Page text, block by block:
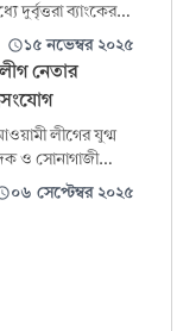
দুর্বৃত্তরা ব্যাংকের
পেট্রোল ঢেলে
এতে ভেতরে
দরজার সামনে
যায়। এ সময়
পেট্রোলের খালি
ভেজানো কাপড়
১৫ নভেম্বর ২০২৫
নেতার
লীগের যুগ্ম
ও সোনাগাজী
সাবেক
উদ্দিন মাহমুদ
০৬ সেপ্টেম্বর ২০২৫